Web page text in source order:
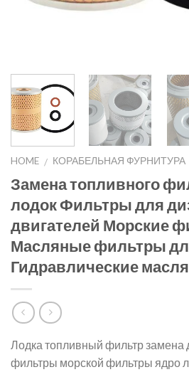
HOME / КОРАБЕЛЬНАЯ ФУРНИТУРА
Замена топливного
лодок Фильтры для
двигателей Морские
Масляные фильтры
Гидравлические
Лодка топливный фильтр замена
фильтры морской фильтры ядро